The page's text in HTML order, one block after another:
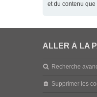
et du contenu
ALLER À LA
Recherche
Supprimer les